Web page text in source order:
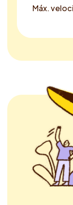
Máx.